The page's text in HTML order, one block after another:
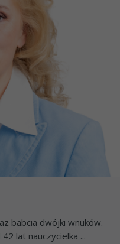
babcia dwójki wnuków.
lat nauczycielka ...